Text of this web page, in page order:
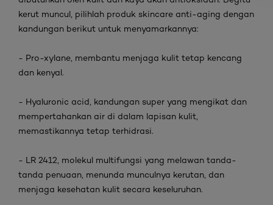
kerut muncul, pilihlah produk skincare anti-aging dengan
kandungan berikut untuk menyamarkannya:
- Pro-xylane , membantu menjaga kulit tetap kencang
dan kenyal.
- Hyaluronic acid , kandungan super yang mengikat dan
mempertahankan air di dalam lapisan kulit,
memastikannya tetap terhidrasi.
- LR 2412, molekul multifungsi yang melawan tanda-
tanda penuaan, menunda munculnya kerutan, dan
menjaga kesehatan kulit secara keseluruhan.